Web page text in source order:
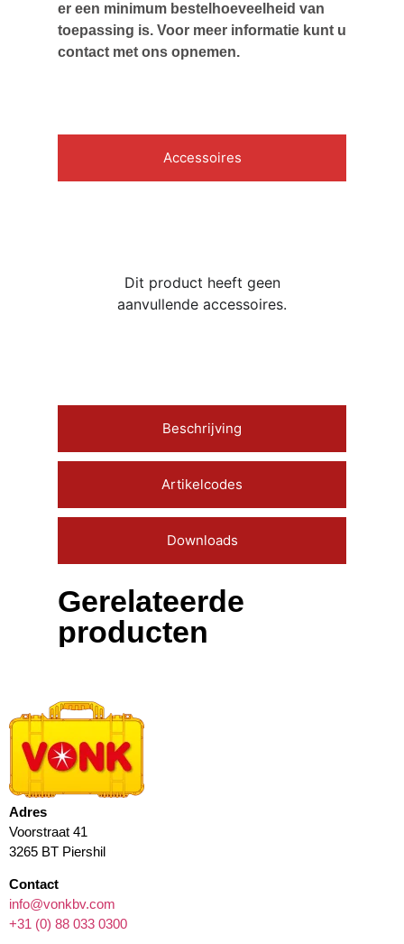
er een minimum bestelhoeveelheid van
toepassing is. Voor meer informatie kunt u
contact met ons opnemen.
Accessoires
Beschrijving
Artikelcodes
Downloads
Dit product heeft geen
aanvullende accessoires.
Gerelateerde
producten
Adres
Voorstraat 41
3265 BT Piershil
Contact
info@vonkbv.com
+31 (0) 88 033 0300